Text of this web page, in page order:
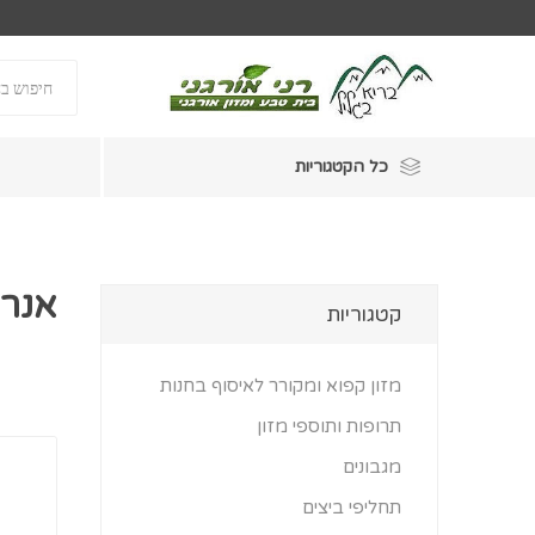
כל הקטגוריות
קטגוריות
מזון קפוא ומקורר לאיסוף בחנות
תרופות ותוספי מזון
מגבונים
תחליפי ביצים